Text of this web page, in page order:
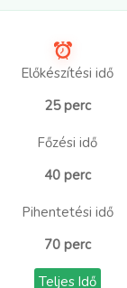
Előkészítési idő
25 perc
Főzési idő
40 perc
Pihentetési idő
70 perc
Teljes Idő